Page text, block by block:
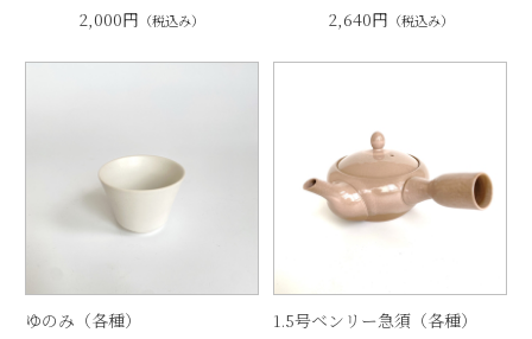
2,000円 （税込み）
2,640円 （税込み）
ゆのみ（各種）
1.5号ベンリー急須（各種）